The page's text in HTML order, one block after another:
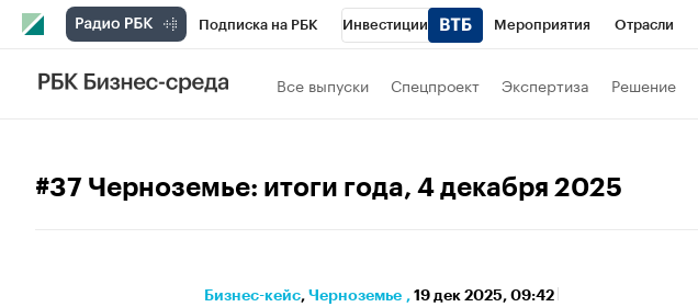
Подписка на РБК Инвестиции Мероприятия Отрасли
РБК Вино
Газета
Все выпуски Спецпроект Экспертиза Решение
#37 Черноземье: итоги года, 4 декабря 2025
Бизнес-кейс⁠, Черноземье , 19 дек 2025, 09:42